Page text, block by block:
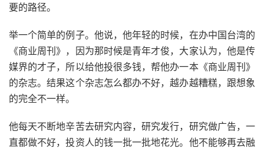
要的路径。
举一个简单的例子。他说，他年轻的时候，在办中国台湾的
《商业周刊》，因为那时候是青年才俊，大家认为，他是传
媒界的才子，所以给他投很多钱，帮他办一本《商业周刊》
的杂志。结果这个杂志怎么都办不好，越办越糟糕，跟想象
的完全不一样。
他每天不断地辛苦去研究内容，研究发行，研究做广告，一
直都做不好，投资人的钱一批一批地花光。他不能够再去融